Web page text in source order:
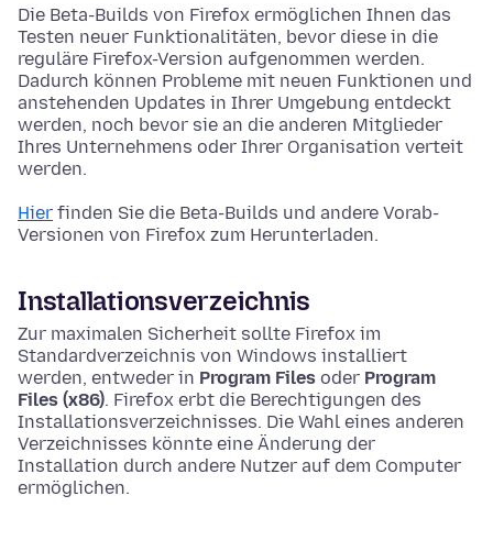
Die Beta-Builds von Firefox ermöglichen Ihnen das
Testen neuer Funktionalitäten, bevor diese in die
reguläre Firefox-Version aufgenommen werden.
Dadurch können Probleme mit neuen Funktionen und
anstehenden Updates in Ihrer Umgebung entdeckt
werden, noch bevor sie an die anderen Mitglieder
Ihres Unternehmens oder Ihrer Organisation verteit
werden.
Hier finden Sie die Beta-Builds und andere Vorab-
Versionen von Firefox zum Herunterladen.
Installationsverzeichnis
Zur maximalen Sicherheit sollte Firefox im
Standardverzeichnis von Windows installiert
werden, entweder in Program Files oder Program
Files (x86). Firefox erbt die Berechtigungen des
Installationsverzeichnisses. Die Wahl eines anderen
Verzeichnisses könnte eine Änderung der
Installation durch andere Nutzer auf dem Computer
ermöglichen.